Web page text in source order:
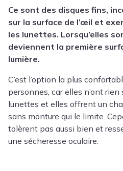
Ce sont des disques fins,
sur la surface de l’œil et
les lunettes. Lorsqu’elles
deviennent la première
lumière.
C’est l’option la plus
personnes, car elles n’ont
lunettes et elles offrent un
sans monture qui le limite.
tolèrent pas aussi bien et
une sécheresse oculaire.